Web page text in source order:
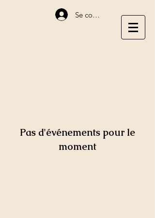
Se connecter
Pas d'événements pour le
moment